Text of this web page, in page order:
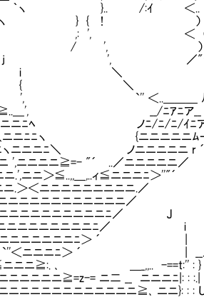
｀ヽ }.. /:ｲ ＜.. ：
ヽ } { ! ） つ
人／ ./ ,: ', ＜
ｵ( ﾆ{ / ', ） ＼
ﾊ j ', ／"⌒Y⌒｀＼ i
＼ ﾍ i ＼ i
, ＞ ',ﾆ.､ {
',ニヽ ', `'' ＜..＿
}ニﾆ≧..＿', __/ﾆｱﾆア
≧ ､ニニニﾆﾍ ノﾆ/ﾆ/ﾆ/ｲﾆ
ニ＼ニニﾆﾆヽ {ニニニ
ニﾆヽニニニﾆ＼ ノニニニニ
ニ ',ニニニニ≧=- "´ ..／
ニ.',ニニ＞≦..,,＿,..ィ≦ニ
ニニニ.＞＜ニニニニニ
ニニニニニニニニニニニ
ニニニニニニニニニニ
､ニニニニニニニニ
ニニニニニニニﾆ＞
`''＜ニニニﾆ＞ ´ |
ニニニ≧:. ､ ＿_,,.. -
ニニニニニニニ≧=z-= ニ二
ニニニニニニニニ≧､ ニニ}: : : し !